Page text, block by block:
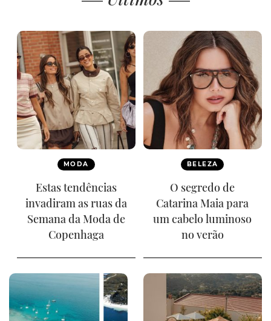
MODA
Estas tendências
invadiram as ruas da
Semana da Moda de
Copenhaga
BELEZA
O segredo de
Catarina Maia para
um cabelo luminoso
no verão